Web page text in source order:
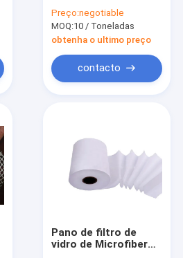
cola Epoxy de dois
componentes na
cubeta da lata
Preço:negotiable
MOQ:10 / Toneladas
obtenha o ultimo preço
contacto
Pano de filtro de
vidro de Microfiber